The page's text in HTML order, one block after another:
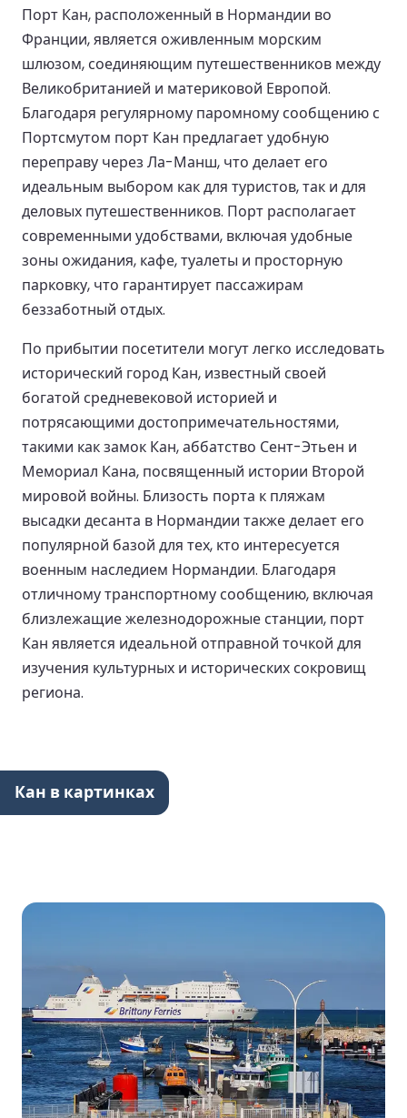
Порт Кан, расположенный в Нормандии во
Франции, является оживленным морским
шлюзом, соединяющим путешественников между
Великобританией и материковой Европой.
Благодаря регулярному паромному сообщению с
Портсмутом порт Кан предлагает удобную
переправу через Ла-Манш, что делает его
идеальным выбором как для туристов, так и для
деловых путешественников. Порт располагает
современными удобствами, включая удобные
зоны ожидания, кафе, туалеты и просторную
парковку, что гарантирует пассажирам
беззаботный отдых.
По прибытии посетители могут легко исследовать
исторический город Кан, известный своей
богатой средневековой историей и
потрясающими достопримечательностями,
такими как замок Кан, аббатство Сент-Этьен и
Мемориал Кана, посвященный истории Второй
мировой войны. Близость порта к пляжам
высадки десанта в Нормандии также делает его
популярной базой для тех, кто интересуется
военным наследием Нормандии. Благодаря
отличному транспортному сообщению, включая
близлежащие железнодорожные станции, порт
Кан является идеальной отправной точкой для
изучения культурных и исторических сокровищ
региона.
Кан в картинках